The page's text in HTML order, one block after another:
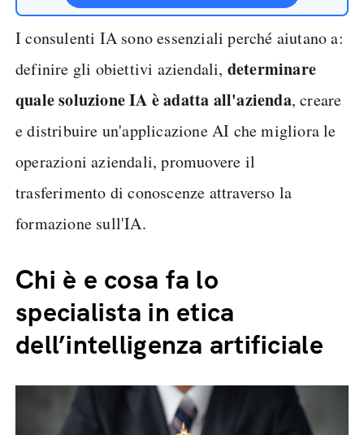
I consulenti IA sono essenziali perché aiutano a:
definire gli obiettivi aziendali, determinare
quale soluzione IA è adatta all'azienda, creare
e distribuire un'applicazione AI che migliora le
operazioni aziendali, promuovere il
trasferimento di conoscenze attraverso la
formazione sull'IA.
Chi è e cosa fa lo
specialista in etica
dell’intelligenza artificiale